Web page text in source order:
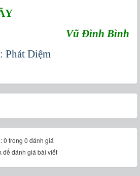
Vũ Đình Bình
Phát Diệm
0 trong 0 đánh giá
để đánh giá bài viết